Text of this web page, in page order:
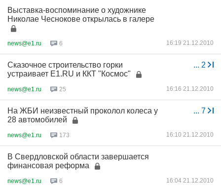
Выставка-воспоминание о художнике
Николае Чеснокове открылась в галере
news@e1.ru 6 16:19 21.12.2010
... 2
Сказочное строительство горки
устраивает E1.RU и ККТ "Космос"
news@e1.ru 25 16:16 21.12.2010
... 7
На ЖБИ неизвестный проколол колеса у
28 автомобилей
news@e1.ru 173 16:10 21.12.2010
В Свердловской области завершается
финансовая реформа
news@e1.ru 6 16:04 21.12.2010